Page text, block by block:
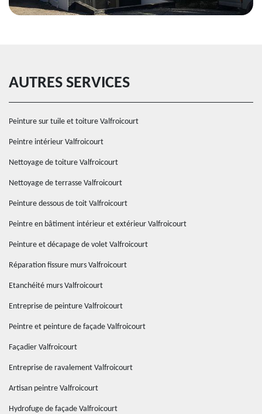
AUTRES SERVICES
Peinture sur tuile et toiture Valfroicourt
Peintre intérieur Valfroicourt
Nettoyage de toiture Valfroicourt
Nettoyage de terrasse Valfroicourt
Peinture dessous de toit Valfroicourt
Peintre en bâtiment intérieur et extérieur Valfroicourt
Peinture et décapage de volet Valfroicourt
Réparation fissure murs Valfroicourt
Etanchéité murs Valfroicourt
Entreprise de peinture Valfroicourt
Peintre et peinture de façade Valfroicourt
Façadier Valfroicourt
Entreprise de ravalement Valfroicourt
Artisan peintre Valfroicourt
Hydrofuge de façade Valfroicourt